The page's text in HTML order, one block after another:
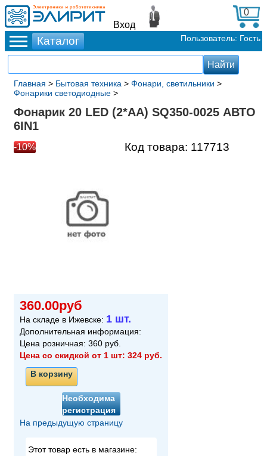
Вход
0
Пользователь: Гость
Главная > Бытовая техника > Фонари, светильники >
Фонарики светодиодные >
Фонарик 20 LED (2*AA) SQ350-0025 АВТО
6IN1
-10% Код товара: 117713
360.00руб
На складе в Ижевске: 1 шт.
Дополнительная информация:
Цена розничная: 360 руб.
Цена со скидкой от 1 шт: 324 руб.
В корзину
Необходима
регистрация
На предыдущую страницу
Этот товар есть в магазине: